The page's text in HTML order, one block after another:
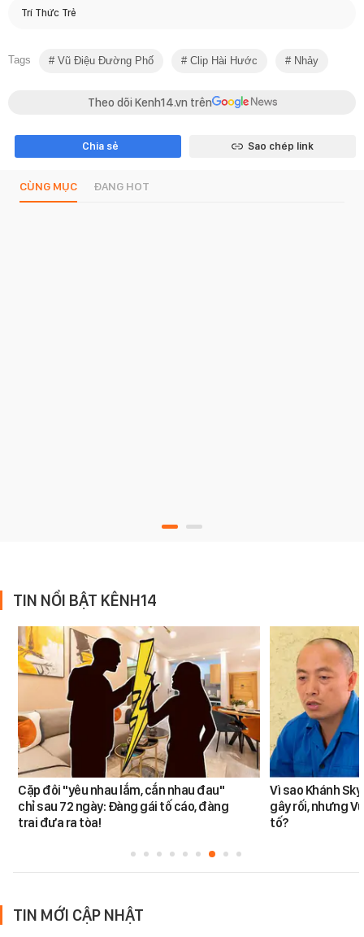
Trí Thức Trẻ
Tags Vũ Điệu Đường Phố Clip Hài Hước Nhảy
Theo dõi Kenh14.vn trên
Chia sẻ Sao chép link
CÙNG MỤC ĐANG HOT
TIN NỔI BẬT KÊNH14
Cặp đôi "yêu nhau lắm, cắn nhau đau"
chỉ sau 72 ngày: Đàng gái tố cáo, đàng
trai đưa ra tòa!
Vì sao Khánh
gây rối, nhưng
tố?
TIN MỚI CẬP NHẬT